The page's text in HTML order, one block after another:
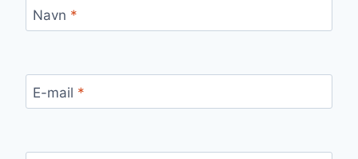
Navn *
E-mail *